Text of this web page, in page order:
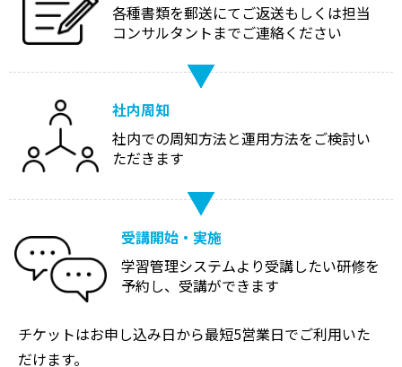
各種書類を郵送にてご返送もしくは担当
コンサルタントまでご連絡ください
社内周知
社内での周知方法と運用方法をご検討い
ただきます
受講開始・実施
学習管理システムより受講したい研修を
予約し、受講ができます
チケットはお申し込み日から最短5営業日でご利用いた
だけます。